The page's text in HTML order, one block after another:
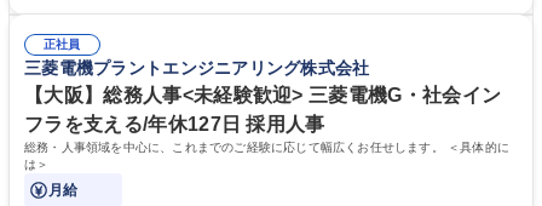
平均100件前後■メール・手紙：同上40件前後 募集職種 中野本社【お客様
相談室】お客様のお声をもとにより良い商品づくりへ貢献
すのでご安心ください。 【当社について】キリングループの広報機能を担
う会社として、お客様との出会いを大切にし、磨き上げたホスピタリティ
を込めてコミュニケーションをとりながら広報関連業務を行っておりま
す。 学歴・資格 学歴：大学院 大学 高専 短大 専修学校 高校 語学力： 資
格：
正社員
三菱電機プラントエンジニアリング株式会社
【大阪】総務人事<未経験歓迎> 三菱電機G・社会イン
フラを支える/年休127日 採用人事
総務・人事領域を中心に、これまでのご経験に応じて幅広くお任せします。 ＜具体的に
は＞
月給